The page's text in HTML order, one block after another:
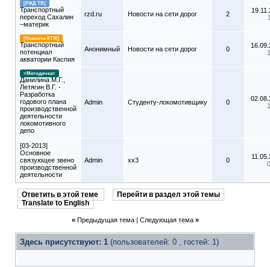
[РЖД ТВ]
Транспортный
переход Сахалин
–материк
rzd.ru Новости на сети дорог 2
[Новости КТЖ]
Транспортный
потенциал
акватории Каспия
Анонимный Новости на сети дорог 0
=Методичка=
Данилина М.Г.,
Летягин В.Г. -
Разработка
годового плана
производственной
деятельности
локомотивного
депо
Admin Студенту-локомотивщику 0
[03-2013]
Основное
связующее звено
производственной
деятельности
Admin xx3 0
Ответить в этой теме
Перейти в раздел этой темы
Translate to English
« Предыдущая тема| Следующая тема »
Здесь присутствуют: 1 (пользователей: 0 , гостей: 1)